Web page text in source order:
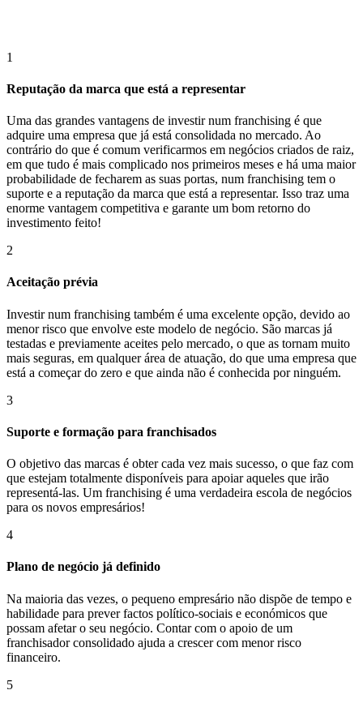
1
Reputação da marca que está a representar
Uma das grandes vantagens de investir num franchising é que
adquire uma empresa que já está consolidada no mercado. Ao
contrário do que é comum verificarmos em negócios criados de raiz,
em que tudo é mais complicado nos primeiros meses e há uma maior
probabilidade de fecharem as suas portas, num franchising tem o
suporte e a reputação da marca que está a representar. Isso traz uma
enorme vantagem competitiva e garante um bom retorno do
investimento feito!
2
Aceitação prévia
Investir num franchising também é uma excelente opção, devido ao
menor risco que envolve este modelo de negócio. São marcas já
testadas e previamente aceites pelo mercado, o que as tornam muito
mais seguras, em qualquer área de atuação, do que uma empresa que
está a começar do zero e que ainda não é conhecida por ninguém.
3
Suporte e formação para franchisados
O objetivo das marcas é obter cada vez mais sucesso, o que faz com
que estejam totalmente disponíveis para apoiar aqueles que irão
representá-las. Um franchising é uma verdadeira escola de negócios
para os novos empresários!
4
Plano de negócio já definido
Na maioria das vezes, o pequeno empresário não dispõe de tempo e
habilidade para prever factos político-sociais e económicos que
possam afetar o seu negócio. Contar com o apoio de um
franchisador consolidado ajuda a crescer com menor risco
financeiro.
5